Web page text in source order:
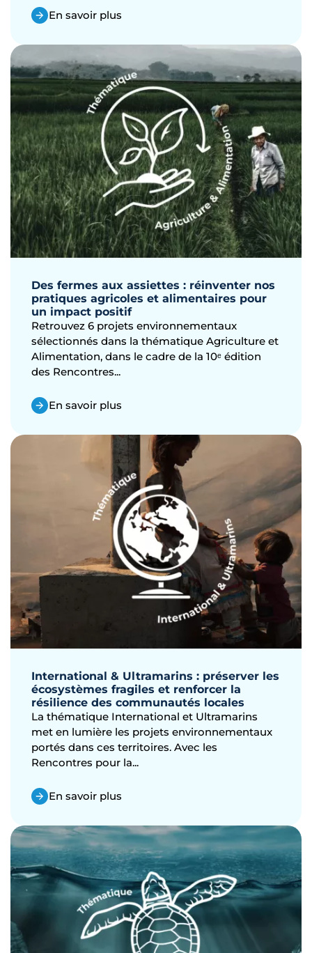
En savoir plus
Des fermes aux assiettes : réinventer nos
pratiques agricoles et alimentaires pour
un impact positif
Retrouvez 6 projets environnementaux
sélectionnés dans la thématique Agriculture et
Alimentation, dans le cadre de la 10ᵉ édition
des Rencontres...
En savoir plus
International & Ultramarins : préserver les
écosystèmes fragiles et renforcer la
résilience des communautés locales
La thématique International et Ultramarins
met en lumière les projets environnementaux
portés dans ces territoires. Avec les
Rencontres pour la...
En savoir plus